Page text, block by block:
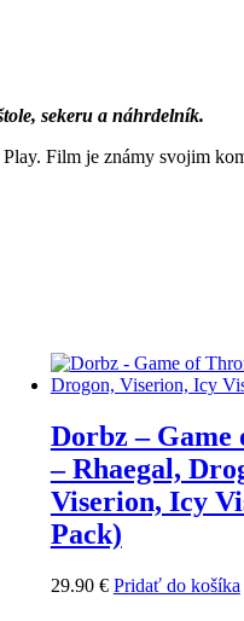
sekeru a náhrdelník.
Film je známy svojim
Dorbz – Game
– Rhaegal,
Viserion, Icy
Pack)
29.90 € Pridať do košíka